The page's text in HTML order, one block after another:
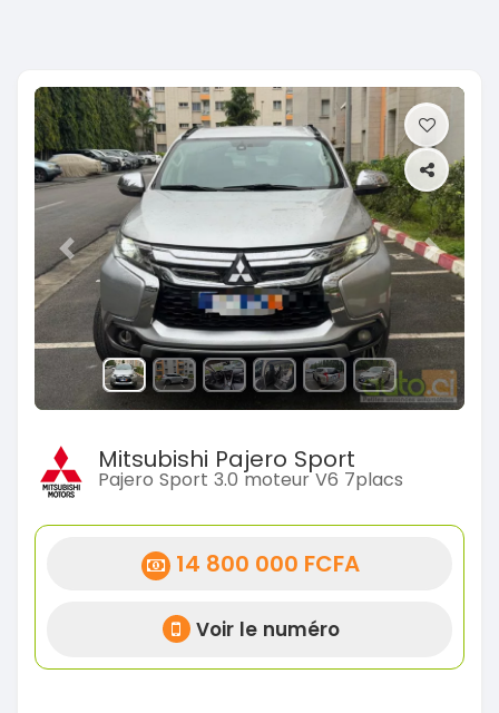
Previous Next
Mitsubishi Pajero Sport
Pajero Sport 3.0 moteur V6 7placs
14 800 000 FCFA
Voir le numéro